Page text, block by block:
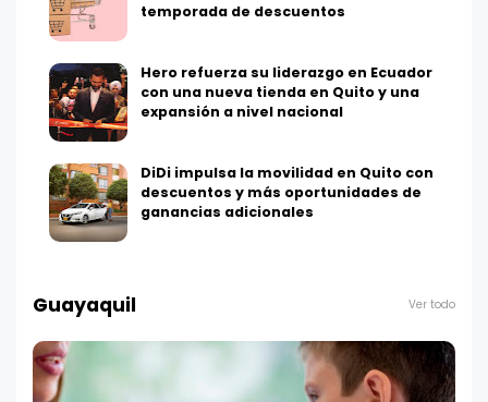
temporada de descuentos
Hero refuerza su liderazgo en Ecuador
con una nueva tienda en Quito y una
expansión a nivel nacional
DiDi impulsa la movilidad en Quito con
descuentos y más oportunidades de
ganancias adicionales
Guayaquil Ver todo